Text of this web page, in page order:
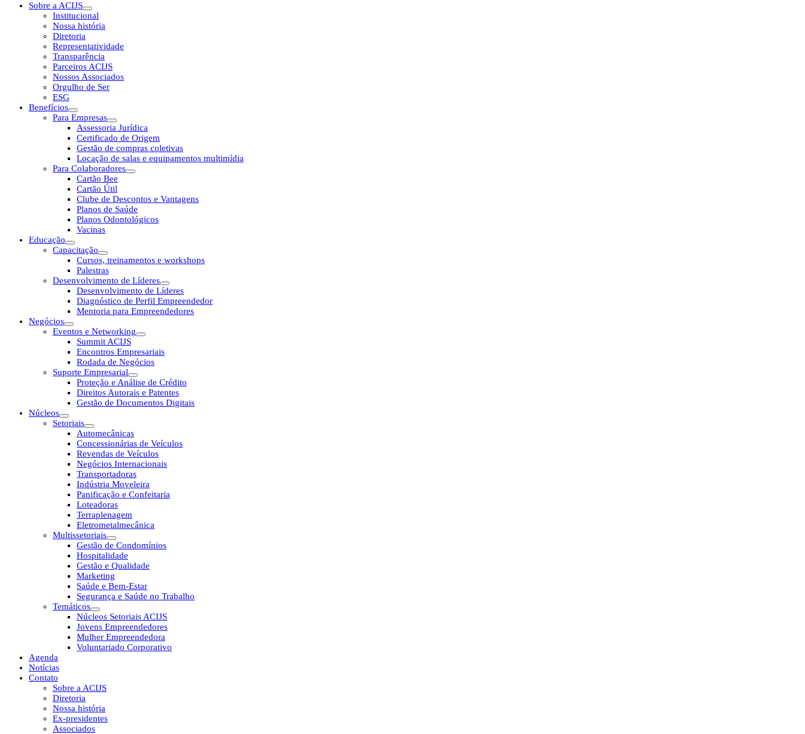
Sobre a ACIJS
Institucional
Nossa história
Diretoria
Representatividade
Transparência
Parceiros ACIJS
Nossos Associados
Orgulho de Ser
ESG
Benefícios
Para Empresas
Assessoria Jurídica
Certificado de Origem
Gestão de compras coletivas
Locação de salas e equipamentos multimídia
Para Colaboradores
Cartão Bee
Cartão Útil
Clube de Descontos e Vantagens
Planos de Saúde
Planos Odontológicos
Vacinas
Educação
Capacitação
Cursos, treinamentos e workshops
Palestras
Desenvolvimento de Líderes
Desenvolvimento de Líderes
Diagnóstico de Perfil Empreendedor
Mentoria para Empreendedores
Negócios
Eventos e Networking
Summit ACIJS
Encontros Empresariais
Rodada de Negócios
Suporte Empresarial
Proteção e Análise de Crédito
Direitos Autorais e Patentes
Gestão de Documentos Digitais
Núcleos
Setoriais
Automecânicas
Concessionárias de Veículos
Revendas de Veículos
Negócios Internacionais
Transportadoras
Indústria Moveleira
Panificação e Confeitaria
Loteadoras
Terraplenagem
Eletrometalmecânica
Multissetoriais
Gestão de Condomínios
Hospitalidade
Gestão e Qualidade
Marketing
Saúde e Bem-Estar
Segurança e Saúde no Trabalho
Temáticos
Núcleos Setoriais ACIJS
Jovens Empreendedores
Mulher Empreendedora
Voluntariado Corporativo
Agenda
Notícias
Contato
Sobre a ACIJS
Diretoria
Nossa história
Ex-presidentes
Associados